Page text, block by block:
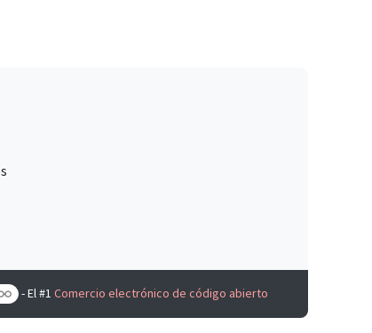
- El #1 Comercio electrónico de código abierto